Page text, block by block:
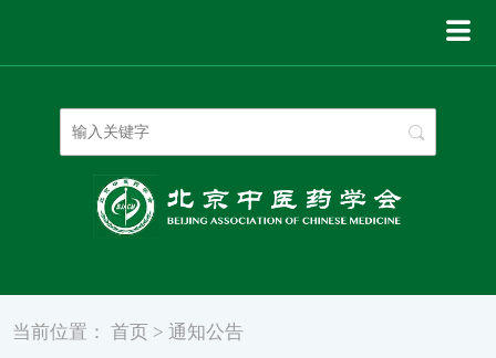
当前位置：首页 >通知公告